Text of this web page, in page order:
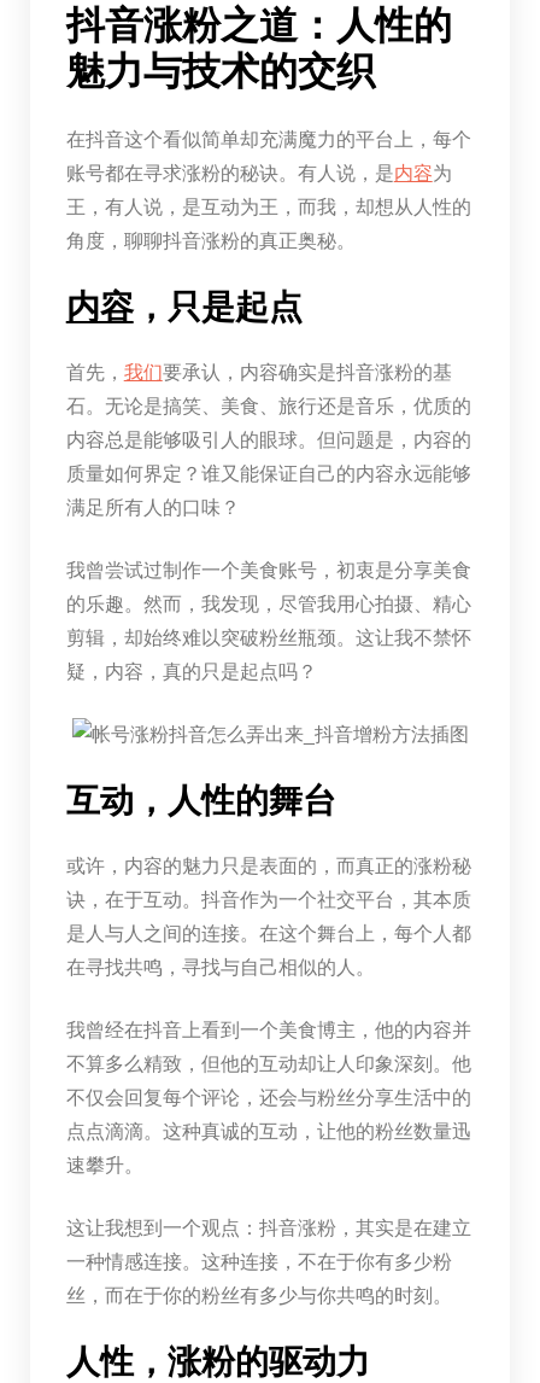
抖音涨粉之道：人性的
魅力与技术的交织
在抖音这个看似简单却充满魔力的平台上，每个
账号都在寻求涨粉的秘诀。有人说，是内容为
王，有人说，是互动为王，而我，却想从人性的
角度，聊聊抖音涨粉的真正奥秘。
内容，只是起点
首先， 我们要承认，内容确实是抖音涨粉的基
石。无论是搞笑、美食、旅行还是音乐，优质的
内容总是能够吸引人的眼球。但问题是，内容的
质量如何界定？谁又能保证自己的内容永远能够
满足所有人的口味？
我曾尝试过制作一个美食账号，初衷是分享美食
的乐趣。然而，我发现，尽管我用心拍摄、精心
剪辑，却始终难以突破粉丝瓶颈。这让我不禁怀
疑，内容，真的只是起点吗？
互动，人性的舞台
或许，内容的魅力只是表面的，而真正的涨粉秘
诀，在于互动。抖音作为一个社交平台，其本质
是人与人之间的连接。在这个舞台上，每个人都
在寻找共鸣，寻找与自己相似的人。
我曾经在抖音上看到一个美食博主，他的内容并
不算多么精致，但他的互动却让人印象深刻。他
不仅会回复每个评论，还会与粉丝分享生活中的
点点滴滴。这种真诚的互动，让他的粉丝数量迅
速攀升。
这让我想到一个观点：抖音涨粉，其实是在建立
一种情感连接。这种连接，不在于你有多少粉
丝，而在于你的粉丝有多少与你共鸣的时刻。
人性，涨粉的驱动力